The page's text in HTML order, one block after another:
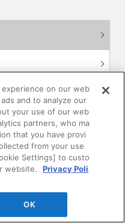
on our web
and to analyze our
your use of our web
partners, who ma
that you have provi
from your use
Settings] to custo
website.
Privacy Poli
OK